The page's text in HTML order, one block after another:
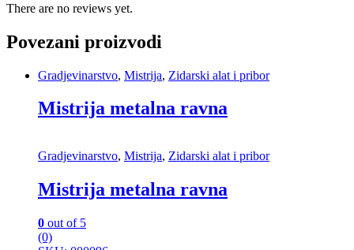
There are no reviews yet.
Povezani proizvodi
Gradjevinarstvo, Mistrija, Zidarski alat i pribor
Mistrija metalna ravna
Gradjevinarstvo, Mistrija, Zidarski alat i pribor
Mistrija metalna ravna
0 out of 5
(0)